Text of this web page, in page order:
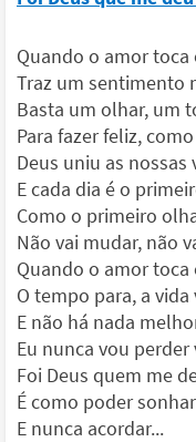
Quando o amor toca
Traz um sentimento
Basta um olhar, um
Para fazer feliz,
Deus uniu as nossas
E cada dia é o
Como o primeiro
Não vai mudar, não
Quando o amor toca
O tempo para, a
E não há nada
Eu nunca vou perder
Foi Deus quem me
É como poder sonhar
E nunca acordar...